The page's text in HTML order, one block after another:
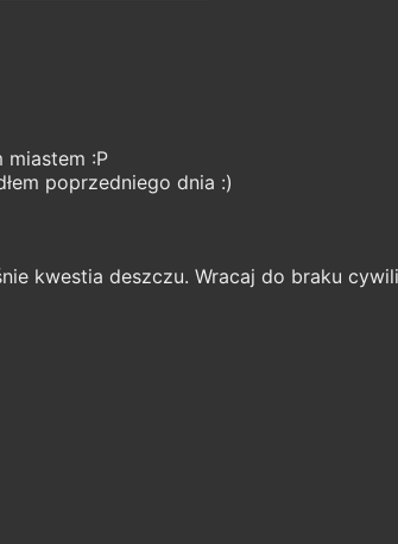
miastem :P
poprzedniego dnia :)
kwestia deszczu. Wracaj do braku